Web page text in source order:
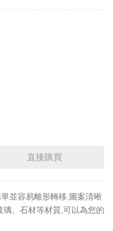
直接購買
並容易離形轉移,圖案清晰
璃、石材等材質,可以為您的